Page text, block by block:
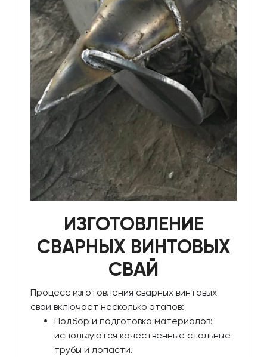
ИЗГОТОВЛЕНИЕ
СВАРНЫХ ВИНТОВЫХ
СВАЙ
Процесс изготовления сварных винтовых
свай включает несколько этапов:
Подбор и подготовка материалов:
используются качественные стальные
трубы и лопасти.